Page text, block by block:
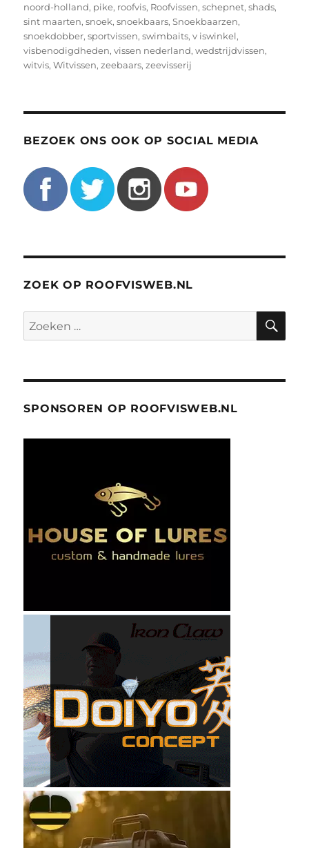
noord-holland, pike, roofvis, Roofvissen,schepnet,shads,
sint maarten,snoek,snoekbaars,Snoekbaarzen,
snoekdobber,sportvissen,swimbaits,v iswinkel,
visbenodigdheden,vissen nederland,wedstrijdvissen,
witvis,Witvissen,zeebaars,zeevisserij
BEZOEK ONS OOK OP SOCIAL MEDIA
ZOEK OP ROOFVISWEB.NL
Zoeken
naar:
SPONSOREN OP ROOFVISWEB.NL